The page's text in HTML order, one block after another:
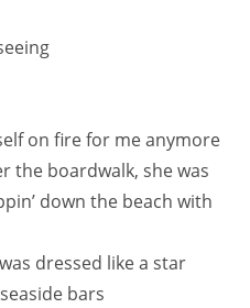
on fire for me anymore
the boardwalk, she was
down the beach with
dressed like a star
bars